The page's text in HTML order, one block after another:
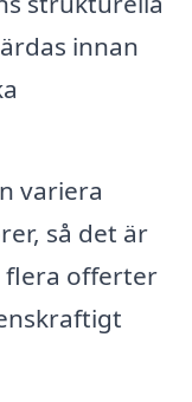
innan
variera
så det är
flera offerter